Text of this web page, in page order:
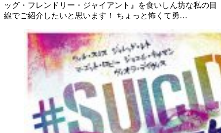
ッグ・フレンドリー・ジャイアント』を食いしん坊な私の目
線でご紹介したいと思います！ ちょっと怖くて勇…